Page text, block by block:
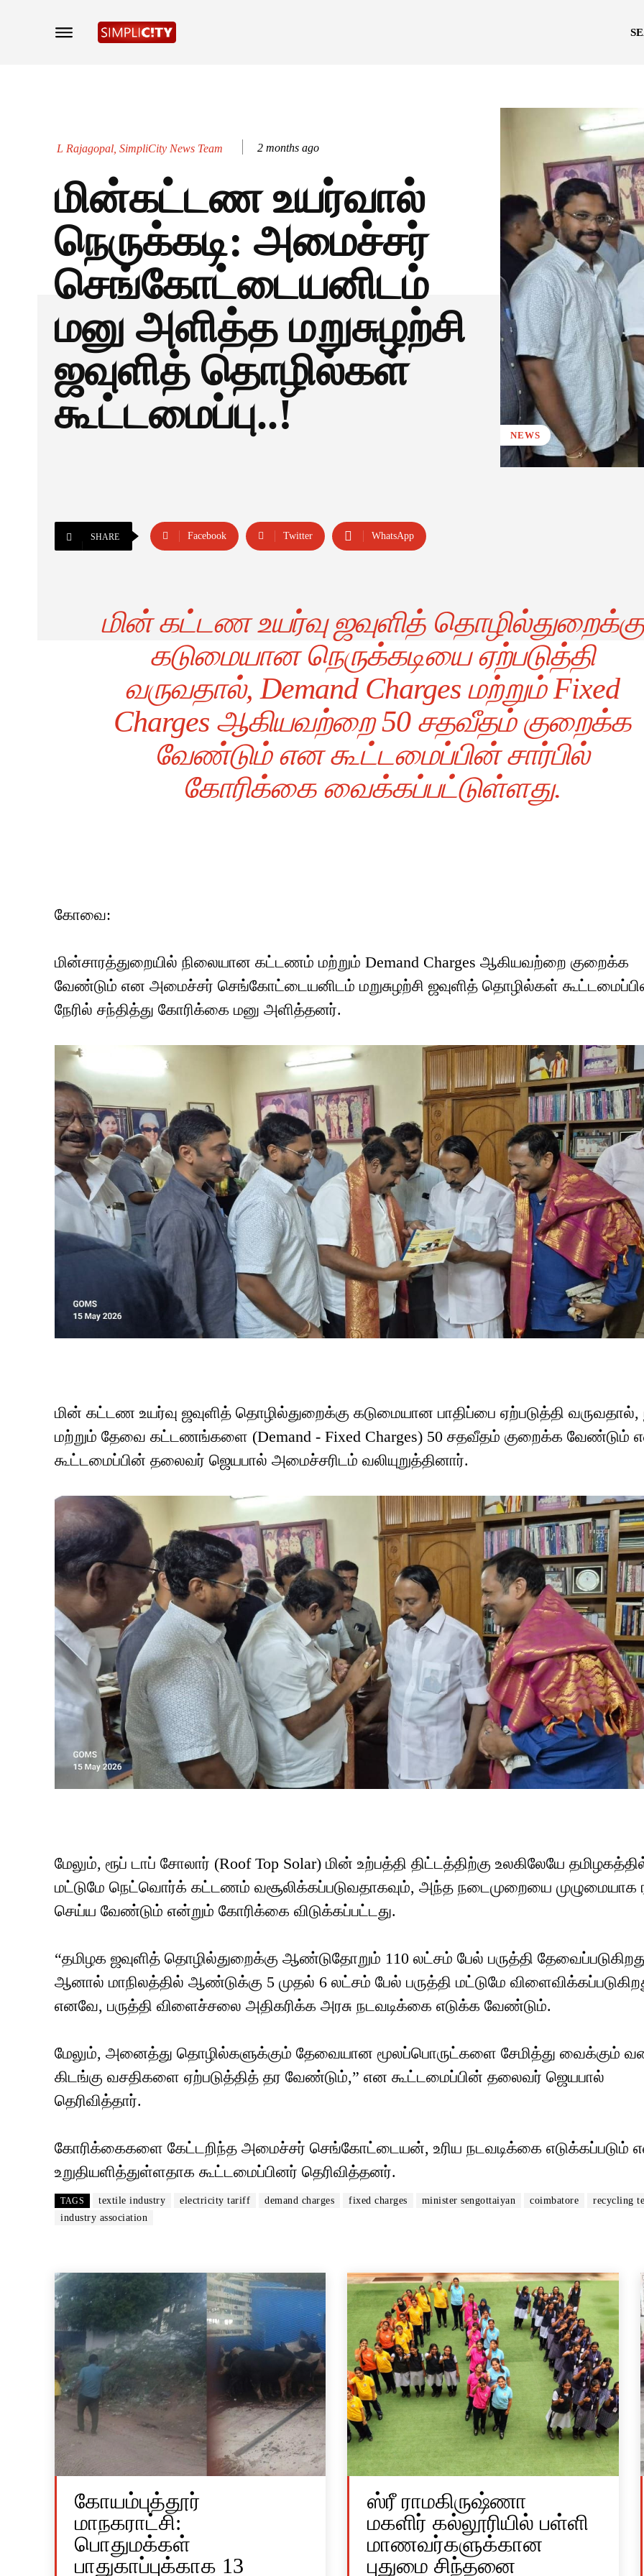
L Rajagopal, SimpliCity News Team 2 months ago
மின்கட்டண உயர்வால்
நெருக்கடி: அமைச்சர்
செங்கோட்டையனிடம்
மனு அளித்த மறுசுழற்சி
ஜவுளித் தொழில்கள்
கூட்டமைப்பு..!
NEWS
SHARE Facebook Twitter WhatsApp
மின் கட்டண உயர்வு ஜவுளித் தொழில்துறைக்கு
கடுமையான நெருக்கடியை ஏற்படுத்தி
வருவதால், Demand Charges மற்றும் Fixed
Charges ஆகியவற்றை 50 சதவீதம் குறைக்க
வேண்டும் என கூட்டமைப்பின் சார்பில்
கோரிக்கை வைக்கப்பட்டுள்ளது.
கோவை:
மின்சாரத்துறையில் நிலையான கட்டணம் மற்றும் Demand Charges ஆகியவற்றை குறைக்க
வேண்டும் என அமைச்சர் செங்கோட்டையனிடம் மறுசுழற்சி ஜவுளித் தொழில்கள்
நேரில் சந்தித்து கோரிக்கை மனு அளித்தனர்.
மின் கட்டண உயர்வு ஜவுளித் தொழில்துறைக்கு கடுமையான பாதிப்பை ஏற்படுத்தி வருவதால்,
மற்றும் தேவை கட்டணங்களை (Demand - Fixed Charges) 50 சதவீதம் குறைக்க வேண்டும்
கூட்டமைப்பின் தலைவர் ஜெயபால் அமைச்சரிடம் வலியுறுத்தினார்.
மேலும், ரூப் டாப் சோலார் (Roof Top Solar) மின் உற்பத்தி திட்டத்திற்கு உலகிலேயே
மட்டுமே நெட்வொர்க் கட்டணம் வசூலிக்கப்படுவதாகவும், அந்த நடைமுறையை முழுமையாக
செய்ய வேண்டும் என்றும் கோரிக்கை விடுக்கப்பட்டது.
“தமிழக ஜவுளித் தொழில்துறைக்கு ஆண்டுதோறும் 110 லட்சம் பேல் பருத்தி
ஆனால் மாநிலத்தில் ஆண்டுக்கு 5 முதல் 6 லட்சம் பேல் பருத்தி மட்டுமே
எனவே, பருத்தி விளைச்சலை அதிகரிக்க அரசு நடவடிக்கை எடுக்க வேண்டும்.
மேலும், அனைத்து தொழில்களுக்கும் தேவையான மூலப்பொருட்களை சேமித்து வைக்கும்
கிடங்கு வசதிகளை ஏற்படுத்தித் தர வேண்டும்,” என கூட்டமைப்பின் தலைவர் ஜெயபால்
தெரிவித்தார்.
கோரிக்கைகளை கேட்டறிந்த அமைச்சர் செங்கோட்டையன், உரிய நடவடிக்கை எடுக்கப்படும்
உறுதியளித்துள்ளதாக கூட்டமைப்பினர் தெரிவித்தனர்.
TAGS textile industry electricity tariff demand charges fixed charges minister sengottaiyan coimbatore
recycling
industry association
கோயம்புத்தூர்
மாநகராட்சி:
பொதுமக்கள்
பாதுகாப்புக்காக 13
ஸ்ரீ ராமகிருஷ்ணா
மகளிர் கல்லூரியில் பள்ளி
மாணவர்களுக்கான
புதுமை சிந்தனை